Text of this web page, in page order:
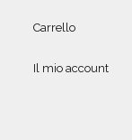
Carrello
Il mio account